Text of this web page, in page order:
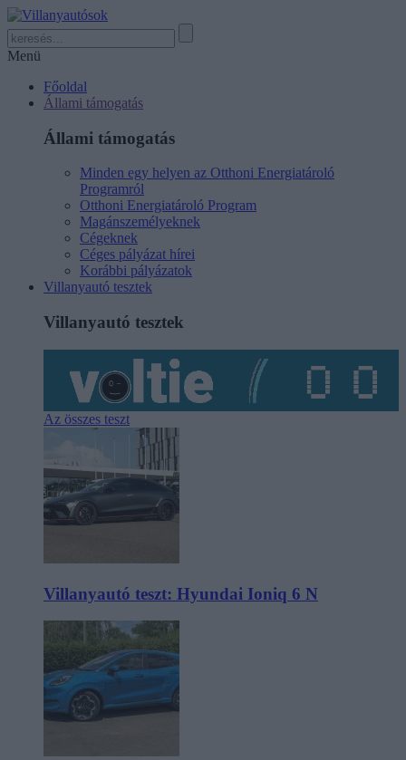
Menü
Főoldal
Állami támogatás
Állami támogatás
Minden egy helyen az Otthoni Energiatároló
Programról
Otthoni Energiatároló Program
Magánszemélyeknek
Cégeknek
Céges pályázat hírei
Korábbi pályázatok
Villanyautó tesztek
Villanyautó tesztek
Az összes teszt
Villanyautó teszt: Hyundai Ioniq 6 N